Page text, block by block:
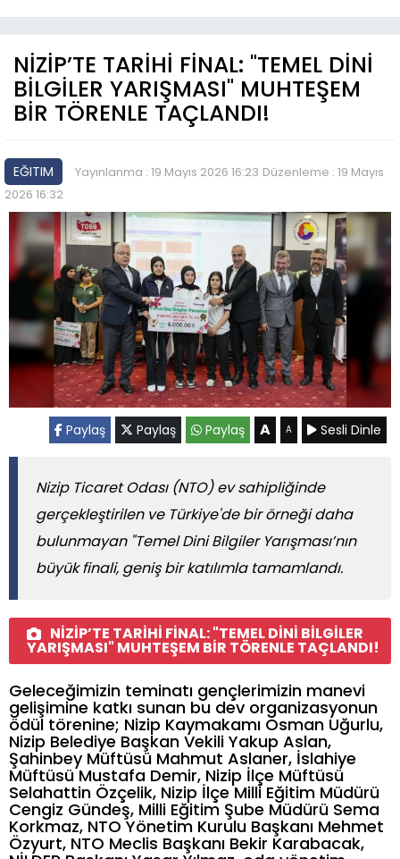
NİZİP’TE TARİHİ FİNAL: "TEMEL DİNİ
BİLGİLER YARIŞMASI" MUHTEŞEM
BİR TÖRENLE TAÇLANDI!
EĞITIM Yayınlanma : 19 Mayıs 2026 16:23 Düzenleme : 19 Mayıs
2026 16:32
Paylaş Paylaş Paylaş A A Sesli Dinle
Nizip Ticaret Odası (NTO) ev sahipliğinde
gerçekleştirilen ve Türkiye'de bir örneği daha
bulunmayan "Temel Dini Bilgiler Yarışması’nın
büyük finali, geniş bir katılımla tamamlandı.
NİZİP’TE TARİHİ FİNAL: "TEMEL DİNİ BİLGİLER
YARIŞMASI" MUHTEŞEM BİR TÖRENLE TAÇLANDI!
Geleceğimizin teminatı gençlerimizin manevi
gelişimine katkı sunan bu dev organizasyonun
ödül törenine; Nizip Kaymakamı Osman Uğurlu,
Nizip Belediye Başkan Vekili Yakup Aslan,
Şahinbey Müftüsü Mahmut Aslaner, İslahiye
Müftüsü Mustafa Demir, Nizip İlçe Müftüsü
Selahattin Özçelik, Nizip İlçe Milli Eğitim Müdürü
Cengiz Gündeş, Milli Eğitim Şube Müdürü Sema
Korkmaz, NTO Yönetim Kurulu Başkanı Mehmet
Özyurt, NTO Meclis Başkanı Bekir Karabacak,